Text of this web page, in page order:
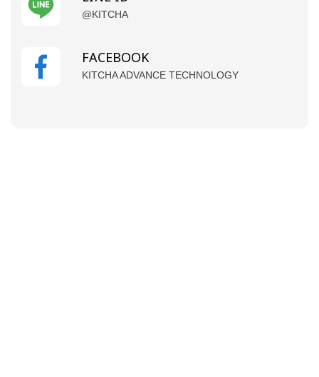
@KITCHA
FACEBOOK
KITCHA ADVANCE TECHNOLOGY